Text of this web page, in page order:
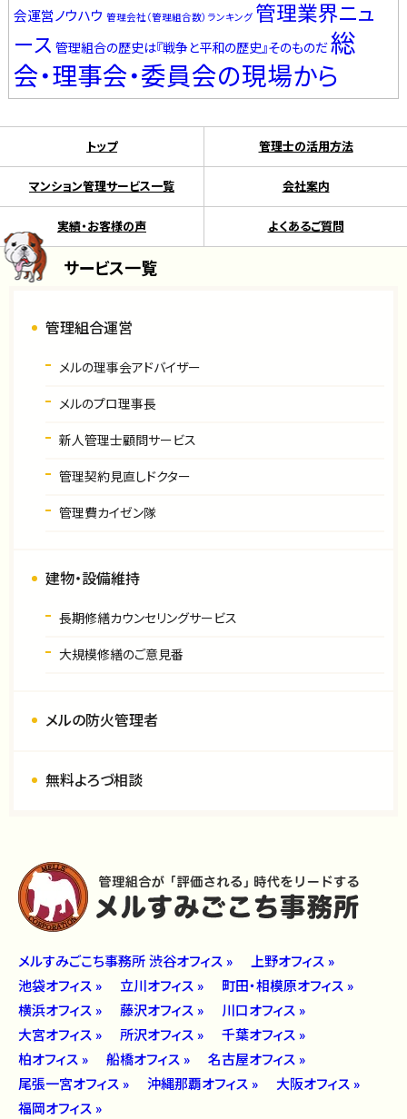
会運営ノウハウ 管理会社（管理組合数）ランキング 管理業界ニュ
ース 管理組合の歴史は『戦争と平和の歴史』そのものだ総
会・理事会・委員会の現場から
トップ 管理士の活用方法
マンション管理サービス一覧 会社案内
実績・お客様の声 よくあるご質問
サービス一覧
管理組合運営
メルの理事会アドバイザー
メルのプロ理事長
新人管理士顧問サービス
管理契約見直しドクター
管理費カイゼン隊
建物・設備維持
長期修繕カウンセリングサービス
大規模修繕のご意見番
メルの防火管理者
無料よろづ相談
メルすみごこち事務所 渋谷オフィス »
上野オフィス »
池袋オフィス »
立川オフィス »
町田・相模原オフィス »
横浜オフィス »
藤沢オフィス »
川口オフィス »
大宮オフィス »
所沢オフィス »
千葉オフィス »
柏オフィス »
船橋オフィス »
名古屋オフィス »
尾張一宮オフィス »
沖縄那覇オフィス »
大阪オフィス »
福岡オフィス »